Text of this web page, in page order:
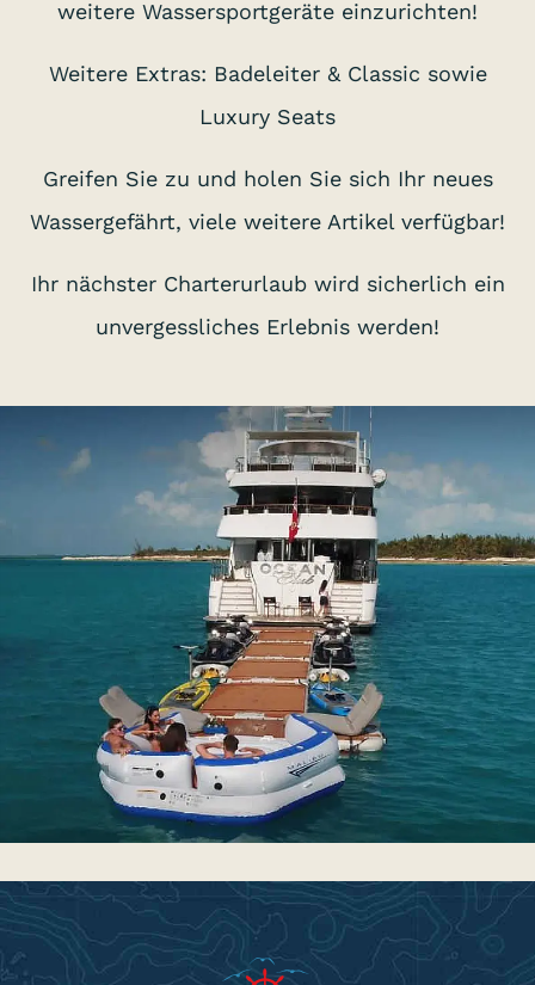
weitere Wassersportgeräte einzurichten!
Weitere Extras: Badeleiter & Classic sowie
Luxury Seats
Greifen Sie zu und holen Sie sich Ihr neues
Wassergefährt, viele weitere Artikel verfügbar!
Ihr nächster Charterurlaub wird sicherlich ein
unvergessliches Erlebnis werden!